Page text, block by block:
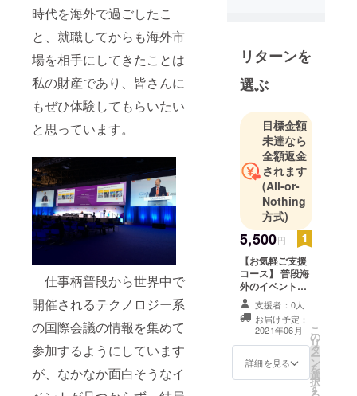
時代を海外で過ごしたこ
と、就職してからも海外市
場を相手にしてきたことは
私の財産であり、皆さんに
もぜひ体験してもらいたい
と思っています。
仕事柄普段から世界中で
開催されるテクノロジー系
の国際会議の情報を集めて
参加するようにしています
が、なかなか面白そうなイ
示会の出
展、海外イ
ベントの参
加まで様々
なニーズに
お応えしま
す。
弊社が運営
するイベン
トグローブ
（EventGlob
e)は、アジア
最大規模の
海外B2Bカレ
ンダーで
す。
リターンを
選ぶ
目標金額
未達なら
全額返金
されます
(All-or-
Nothing
方式)
5,500円
【お気軽ご支援
コース】 普段海
外のイベントに
参加される方々
は、勤務先への
レポーティング
業務も重要視さ
れています。 弊
社が実施するツ
支援者：0人
お届け予定：
2021年06月
詳細を見る
こ
の
リ
タ
ー
ン
を
選
択
す